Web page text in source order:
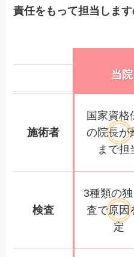
責任をもって担当しま
当院
施術者
国家資格
の院長が
まで担
検査
3種類の
査で原因
定